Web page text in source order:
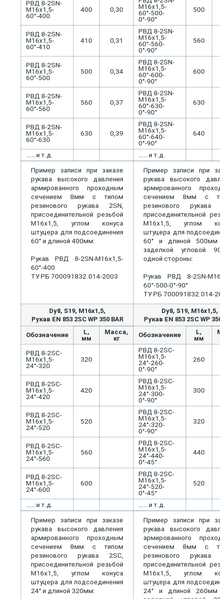
РВД 8-2SN-
М16х1,5-
60°-400
400 0,30
М16х1,5-
60°-500-
0°-90°
500
РВД 8-2SN-
М16х1,5-
60°-410
410 0,31
РВД 8-2SN-
М16х1,5-
60°-560-
0°-90°
560
РВД 8-2SN-
М16х1,5-
60°-500
500 0,34
РВД 8-2SN-
М16х1,5-
60°-600-
0°-90°
600
РВД 8-2SN-
М16х1,5-
60°-560
560 0,37
РВД 8-2SN-
М16х1,5-
60°-630-
0°-90°
630
РВД 8-2SN-
М16х1,5-
60°-630
630 0,39
РВД 8-2SN-
М16х1,5-
60°-640-
0°-90°
640
…… и т.д. …… и т.д.
Пример записи при заказе
рукава высокого давления
армированного проходным
сечением 8мм с типом
резинового рукава 2SN,
присоединительной резьбой
М16х1,5, углом конуса
штуцера для подсоединения
60° и длиной 400мм:
Рукав РВД 8-2SN-М16х1,5-
60°-400
ТУ РБ 700091832.014-2003
Пример записи при
рукава высокого
армированного
сечением 8мм с
резинового рукава
присоединительной
М16х1,5, углом
штуцера для
60° и длиной
заделкой угловой
одной стороны:
Рукав РВД 8-2SN-
60°-500-0°-90°
ТУ РБ 700091832.014-
Dу8, S19, M16x1,5,
Рукав EN 853 2SC WP 350 BAR
Dу8, S19, M16x1,5,
Рукав EN 853 2SC WP
Обозначение
L,
мм
Масса,
кг
Обозначение
L,
мм
РВД 8-2SC-
М16х1,5-
24°-320
320
РВД 8-2SC-
М16х1,5-
24°-260-
0°-90°
260
РВД 8-2SC-
М16х1,5-
24°-420
420
РВД 8-2SC-
М16х1,5-
24°-300-
0°-90°
300
РВД 8-2SC-
М16х1,5-
24°-520
520
РВД 8-2SC-
М16х1,5-
24°-320-
0°-90°
320
РВД 8-2SC-
М16х1,5-
24°-560
560
РВД 8-2SC-
М16х1,5-
24°-440-
0°-45°
440
РВД 8-2SC-
М16х1,5-
24°-600
600
РВД 8-2SC-
М16х1,5-
24°-520-
0°-45°
520
…… и т.д. …… и т.д.
Пример записи при заказе
рукава высокого давления
армированного проходным
сечением 8мм с типом
резинового рукава 2SС,
присоединительной резьбой
М16х1,5, углом конуса
штуцера для подсоединения
24° и длиной 320мм:
Пример записи при
рукава высокого
армированного
сечением 8мм с
резинового рукава
присоединительной
М16х1,5, углом
штуцера для
24° и длиной